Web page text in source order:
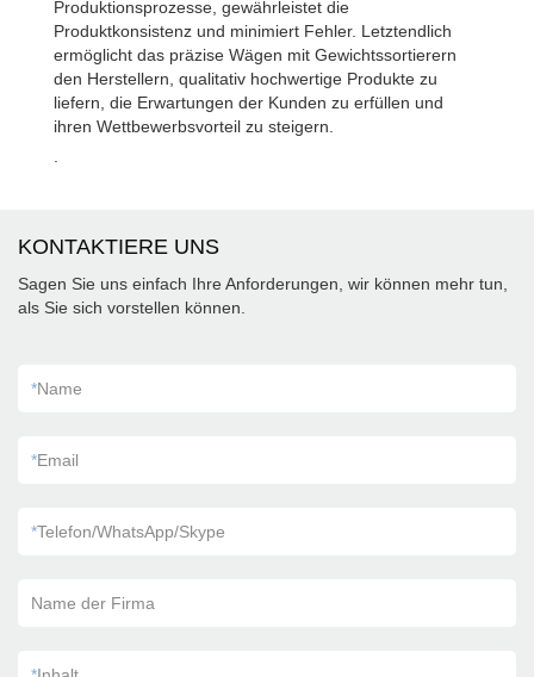
Produktionsprozesse, gewährleistet die
Produktkonsistenz und minimiert Fehler. Letztendlich
ermöglicht das präzise Wägen mit Gewichtssortierern
den Herstellern, qualitativ hochwertige Produkte zu
liefern, die Erwartungen der Kunden zu erfüllen und
ihren Wettbewerbsvorteil zu steigern.
KONTAKTIERE UNS
Sagen Sie uns einfach Ihre Anforderungen, wir können mehr tun,
als Sie sich vorstellen können.
*Name
*Email
*Telefon/WhatsApp/Skype
Name der Firma